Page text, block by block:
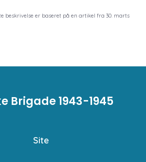
beskrivelse er baseret på en artikel fra 30. marts
Brigade 1943-1945
Site